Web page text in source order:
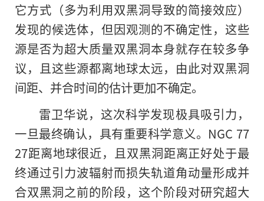
它方式（多为利用双黑洞导致的简接效应）
发现的候选体，但因观测的不确定性，这些
源是否为超大质量双黑洞本身就存在较多争
议，且这些源都离地球太远，由此对双黑洞
间距、并合时间的估计更加不确定。
雷卫华说，这次科学发现极具吸引力，
一旦最终确认，具有重要科学意义。NGC 77
27距离地球很近，且双黑洞距离正好处于最
终通过引力波辐射而损失轨道角动量形成并
合双黑洞之前的阶段，这个阶段对研究超大